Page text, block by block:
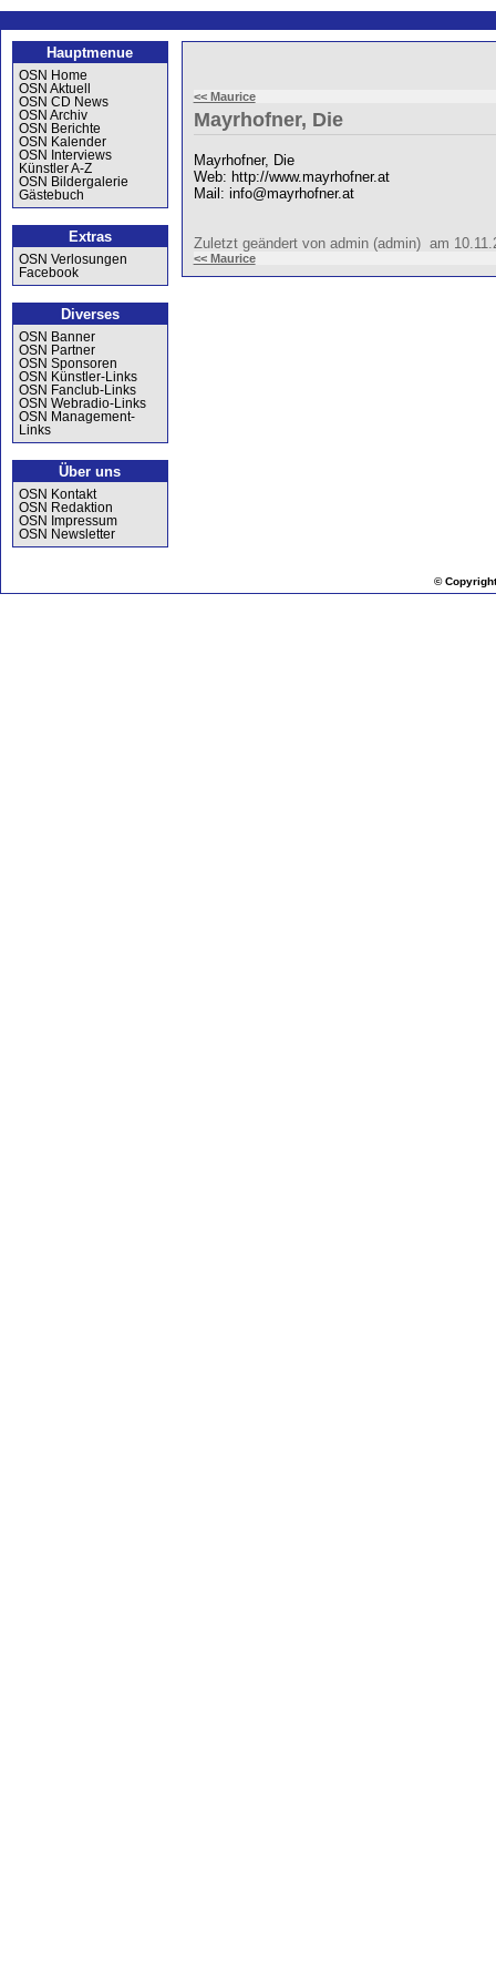
Hauptmenue
OSN Home
OSN Aktuell
OSN CD News
OSN Archiv
OSN Berichte
OSN Kalender
OSN Interviews
Künstler A-Z
OSN Bildergalerie
Gästebuch
Extras
OSN Verlosungen
Facebook
Diverses
OSN Banner
OSN Partner
OSN Sponsoren
OSN Künstler-Links
OSN Fanclub-Links
OSN Webradio-Links
OSN Management-
Links
Über uns
OSN Kontakt
OSN Redaktion
OSN Impressum
OSN Newsletter
<< Maurice
Mayrhofner, Die
Mayrhofner, Die
Web: http://www.mayrhofner.at
Mail: info@mayrhofner.at
Zuletzt geändert von admin (admin) am
<< Maurice
©